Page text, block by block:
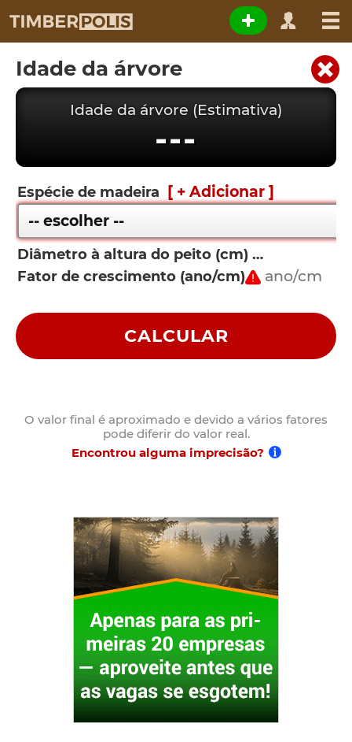
Idade da árvore
Idade da árvore (Estimativa)
---
Espécie de madeira [ + Adicionar ]
Diâmetro à altura do peito (cm)
Fator de crescimento (ano/cm)
CALCULAR
O valor final é aproximado e devido a vários fatores
pode diferir do valor real.
Encontrou alguma imprecisão?